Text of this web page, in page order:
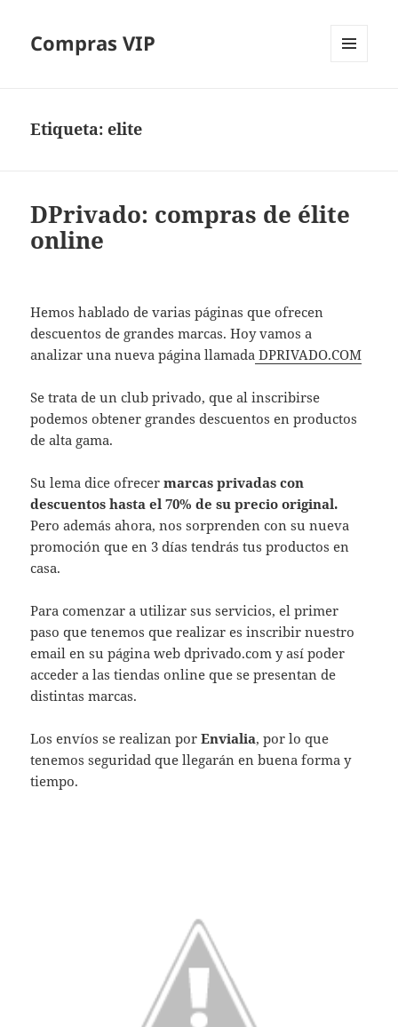
Compras VIP
Etiqueta:elite
DPrivado: compras de élite
online
Hemos hablado de varias páginas que ofrecen
descuentos de grandes marcas. Hoy vamos a
analizar una nueva página llamada DPRIVADO.COM
Se trata de un club privado, que al inscribirse
podemos obtener grandes descuentos en productos
de alta gama.
Su lema dice ofrecermarcas privadas con
descuentos hasta el 70% de su precio original.
Pero además ahora, nos sorprenden con su nueva
promoción que en 3 días tendrás tus productos en
casa.
Para comenzar a utilizar sus servicios, el primer
paso que tenemos que realizar es inscribir nuestro
email en su página web dprivado.com y así poder
acceder a las tiendas online que se presentan de
distintas marcas.
Los envíos se realizan porEnvialia, por lo que
tenemos seguridad que llegarán en buena forma y
tiempo.